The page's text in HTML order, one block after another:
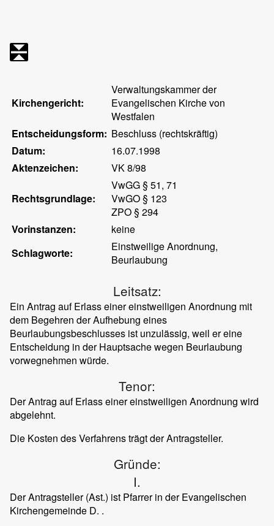
Kirchengericht:
Verwaltungskammer der
Evangelischen Kirche von
Westfalen
Entscheidungsform: Beschluss (rechtskräftig)
Datum:
16.07.1998
Aktenzeichen:
VK 8/98
Rechtsgrundlage:
VwGG § 51, 71
VwGO § 123
ZPO § 294
Vorinstanzen:
keine
Schlagworte:
Einstweilige Anordnung,
Beurlaubung
Leitsatz:
Ein Antrag auf Erlass einer einstweiligen Anordnung mit
dem Begehren der Aufhebung eines
Beurlaubungsbeschlusses ist unzulässig, weil er eine
Entscheidung in der Hauptsache wegen Beurlaubung
vorwegnehmen würde.
Tenor:
Der Antrag auf Erlass einer einstweiligen Anordnung wird
abgelehnt.
Die Kosten des Verfahrens trägt der Antragsteller.
Gründe:
I.
Der Antragsteller (Ast.) ist Pfarrer in der Evangelischen
Kirchengemeinde D. .